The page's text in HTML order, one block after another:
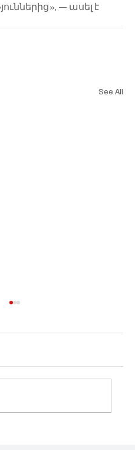
— ասել է
See All